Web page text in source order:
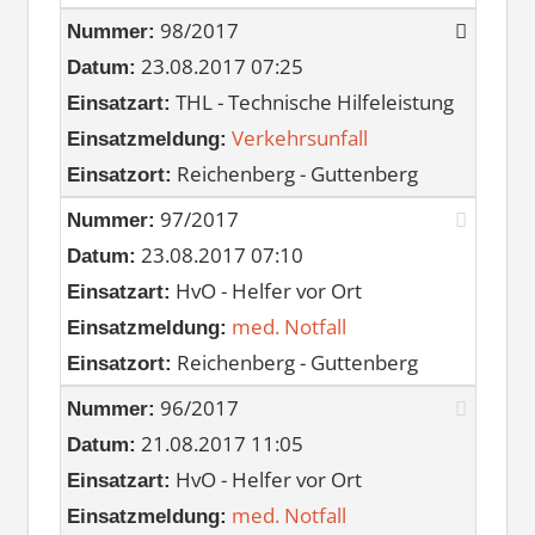
Nummer: 98/2017
Datum: 23.08.2017 07:25
Einsatzart: THL - Technische Hilfeleistung
Einsatzmeldung: Verkehrsunfall
Einsatzort: Reichenberg - Guttenberg
Nummer: 97/2017
Datum: 23.08.2017 07:10
Einsatzart: HvO - Helfer vor Ort
Einsatzmeldung: med. Notfall
Einsatzort: Reichenberg - Guttenberg
Nummer: 96/2017
Datum: 21.08.2017 11:05
Einsatzart: HvO - Helfer vor Ort
Einsatzmeldung: med. Notfall